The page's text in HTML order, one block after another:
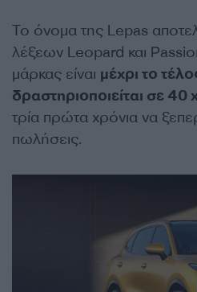
Το όνομα της Lepas
λέξεων Leopard και
μάρκας είναι μέχρι το
δραστηριοποιείται σε 40
τρία πρώτα χρόνια να
πωλήσεις.